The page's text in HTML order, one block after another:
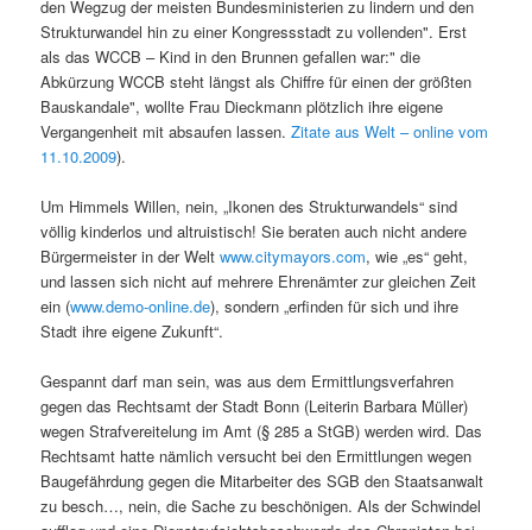
den Wegzug der meisten Bundesministerien zu lindern und den
Strukturwandel hin zu einer Kongressstadt zu vollenden". Erst
als das WCCB – Kind in den Brunnen gefallen war:" die
Abkürzung WCCB steht längst als Chiffre für einen der größten
Bauskandale", wollte Frau Dieckmann plötzlich ihre eigene
Vergangenheit mit absaufen lassen.Zitate aus Welt – online vom
11.10.2009).
Um Himmels Willen, nein, „Ikonen des Strukturwandels“ sind
völlig kinderlos und altruistisch! Sie beraten auch nicht andere
Bürgermeister in der Weltwww.citymayors.com, wie „es“ geht,
und lassen sich nicht auf mehrere Ehrenämter zur gleichen Zeit
ein (www.demo-online.de), sondern „erfinden für sich und ihre
Stadt ihre eigene Zukunft“.
Gespannt darf man sein, was aus dem Ermittlungsverfahren
gegen das Rechtsamt der Stadt Bonn (Leiterin Barbara Müller)
wegen Strafvereitelung im Amt (§ 285 a StGB) werden wird. Das
Rechtsamt hatte nämlich versucht bei den Ermittlungen wegen
Baugefährdung gegen die Mitarbeiter des SGB den Staatsanwalt
zu besch…, nein, die Sache zu beschönigen. Als der Schwindel